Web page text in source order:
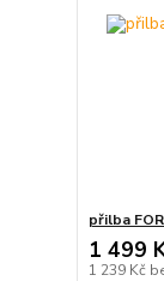
přilba
1 499
1 239 Kč